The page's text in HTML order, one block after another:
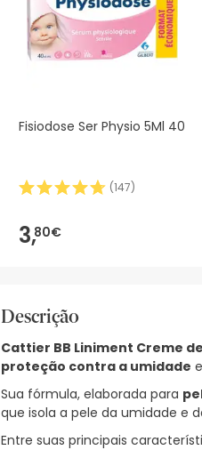
Fisiodose Ser Physio 5Ml 40
(147)
3,80€
Descrição
Cattier BB Liniment Creme
proteção contra a umidade
Sua fórmula, elaborada para
que isola a pele da umidade e
Entre suas principais